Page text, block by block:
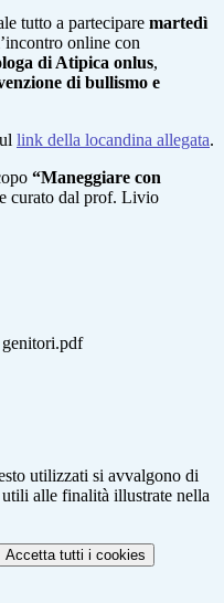
tutto a partecipare martedì
online con
di Atipica onlus,
di bullismo e
link della locandina allegata.
“Maneggiare con
curato dal prof. Livio
genitori.pdf
utilizzati si avvalgono di
alle finalità illustrate nella
Accetta tutti i cookies